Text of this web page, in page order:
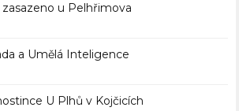
u Pelhřimova
a Umělá Inteligence
U Plhů v Kojčicích